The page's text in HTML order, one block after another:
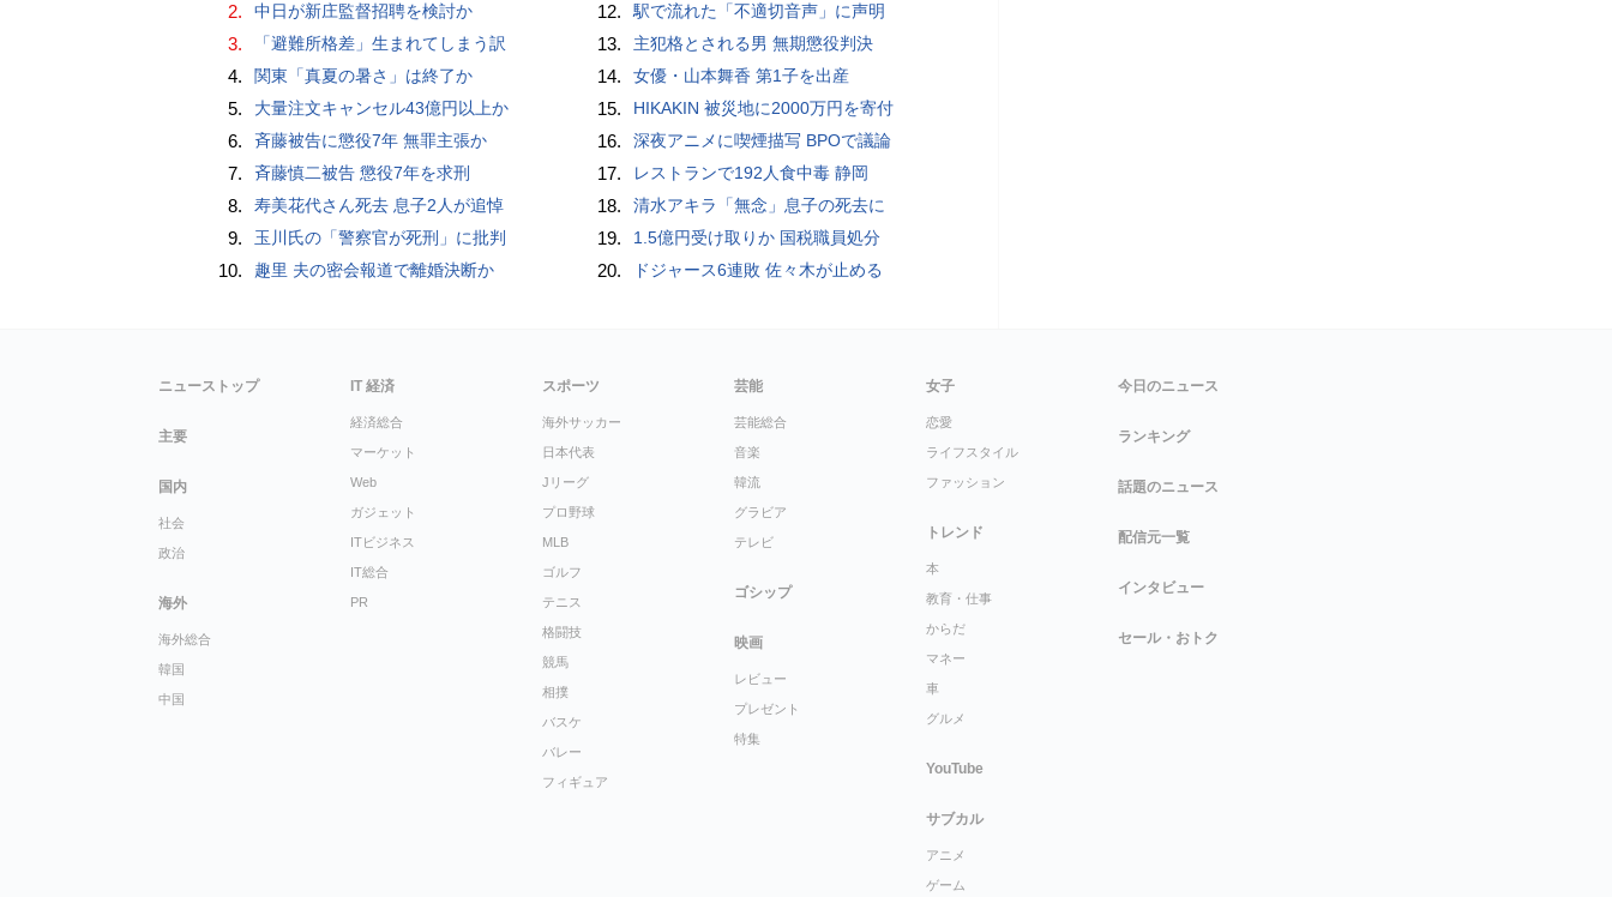
2. 中日が新庄監督招聘を検討か
3. 「避難所格差」生まれてしまう訳
4. 関東「真夏の暑さ」は終了か
5. 大量注文キャンセル43億円以上か
6. 斉藤被告に懲役7年 無罪主張か
7. 斉藤慎二被告 懲役7年を求刑
8. 寿美花代さん死去 息子2人が追悼
9. 玉川氏の「警察官が死刑」に批判
10. 趣里 夫の密会報道で離婚決断か
12. 駅で流れた「不適切音声」に声明
13. 主犯格とされる男 無期懲役判決
14. 女優・山本舞香 第1子を出産
15. HIKAKIN 被災地に2000万円を寄付
16. 深夜アニメに喫煙描写 BPOで議論
17. レストランで192人食中毒 静岡
18. 清水アキラ「無念」息子の死去に
19. 1.5億円受け取りか 国税職員処分
20. ドジャース6連敗 佐々木が止める
ニューストップ
主要
国内
社会
政治
海外
海外総合
韓国
中国
IT 経済
経済総合
マーケット
Web
ガジェット
ITビジネス
IT総合
PR
スポーツ
海外サッカー
日本代表
Jリーグ
プロ野球
MLB
ゴルフ
テニス
格闘技
競馬
相撲
バスケ
バレー
フィギュア
芸能
芸能総合
音楽
韓流
グラビア
テレビ
ゴシップ
映画
レビュー
プレゼント
特集
女子
恋愛
ライフスタイル
ファッション
トレンド
本
教育・仕事
からだ
マネー
車
グルメ
YouTube
サブカル
アニメ
ゲーム
今日のニュース
ランキング
話題のニュース
配信元一覧
インタビュー
セール・おトク